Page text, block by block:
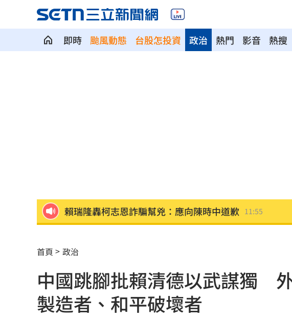
即時 颱風動態 台股怎投資 熱門 影音 熱搜
政治
周杰倫私生子真相曝光！孩子的親爹竟是他 11:50
警報一響秒空城！高雄演習畫面曝…0違規
多檔主動式ETF慘跌 專家指出四個陷阱 11:46
長這樣！國民黨AI發言人「鄭小文」曝光了
首頁 政治
中國跳腳批賴清德以武謀獨
製造者、和平破壞者